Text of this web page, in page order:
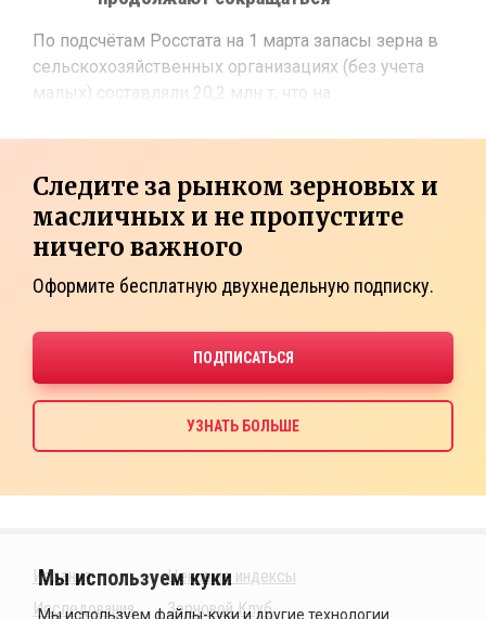
По подсчётам Росстата на 1 марта запасы зерна в
сельскохозяйственных организациях (без учета
малых) составляли 20,2 млн т, что на
Следите за рынком зерновых и
масличных и не пропустите
ничего важного
Оформите бесплатную двухнедельную подписку.
Издания
Исследования
Ценовые индексы
Зерновой Клуб